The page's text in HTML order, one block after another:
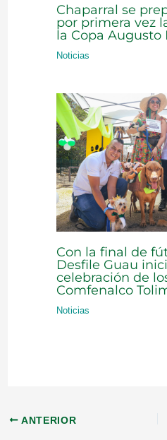
Chaparral se
por primera vez
la Copa Augusto
Noticias
Con la final de
Desfile Guau
celebración de
Comfenalco
Noticias
ANTERIOR